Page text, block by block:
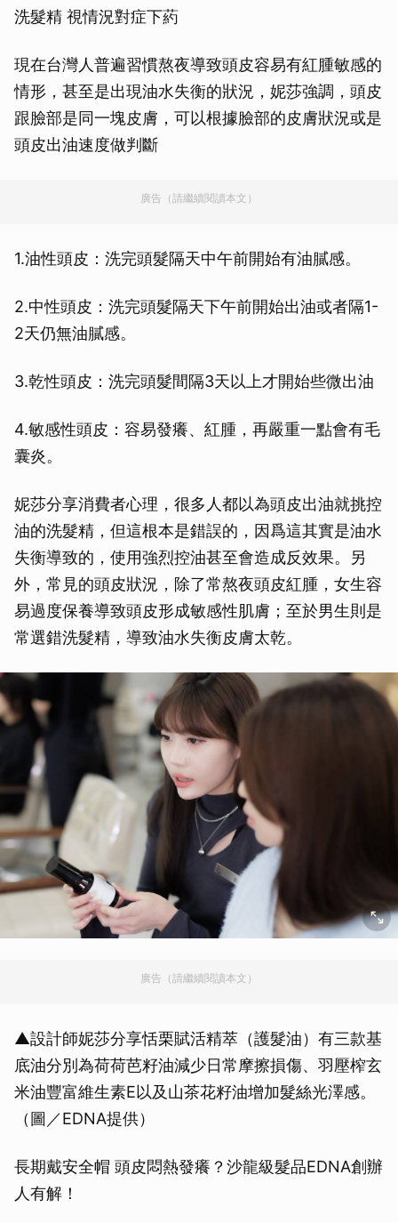
洗髮精 視情況對症下葯
現在台灣人普遍習慣熬夜導致頭皮容易有紅腫敏感的
情形，甚至是出現油水失衡的狀況，妮莎強調，頭皮
跟臉部是同一塊皮膚，可以根據臉部的皮膚狀況或是
頭皮出油速度做判斷
廣告（請繼續閱讀本文）
1.油性頭皮：洗完頭髮隔天中午前開始有油膩感。
2.中性頭皮：洗完頭髮隔天下午前開始出油或者隔1-
2天仍無油膩感。
3.乾性頭皮：洗完頭髮間隔3天以上才開始些微出油
4.敏感性頭皮：容易發癢、紅腫，再嚴重一點會有毛
囊炎。
妮莎分享消費者心理，很多人都以為頭皮出油就挑控
油的洗髮精，但這根本是錯誤的，因爲這其實是油水
失衡導致的，使用強烈控油甚至會造成反效果。另
外，常見的頭皮狀況，除了常熬夜頭皮紅腫，女生容
易過度保養導致頭皮形成敏感性肌膚；至於男生則是
常選錯洗髮精，導致油水失衡皮膚太乾。
廣告（請繼續閱讀本文）
▲設計師妮莎分享恬栗賦活精萃（護髮油）有三款基
底油分別為荷荷芭籽油減少日常摩擦損傷、羽壓榨玄
米油豐富維生素E以及山茶花籽油增加髮絲光澤感。
（圖／EDNA提供）
長期戴安全帽 頭皮悶熱發癢？沙龍級髮品EDNA創辦
人有解！